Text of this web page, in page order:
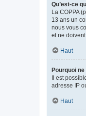
Qu’est-ce
La COPPA
13 ans un
nous vous
et ne
Haut
Pourquoi
Il est
adresse IP
Haut